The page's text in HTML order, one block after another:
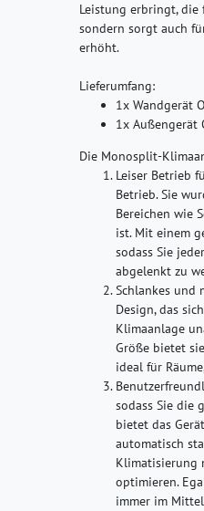
Leistung erbringt, die
sondern sorgt auch
erhöht.
Lieferumfang:
1x Wandgerät
1x Außengerät
Die Monosplit-
Leiser Betrieb
Betrieb. Sie
Bereichen wie
ist. Mit einem
sodass Sie
abgelenkt zu
Schlankes und
Design, das
Klimaanlage
Größe bietet
ideal für
sodass Sie die
bietet das
automatisch
Klimatisierung
optimieren.
immer im